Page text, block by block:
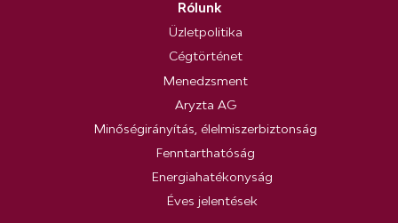
Rólunk
Üzletpolitika
Cégtörténet
Menedzsment
Aryzta AG
Minőségirányítás, élelmiszerbiztonság
Fenntarthatóság
Energiahatékonyság
Éves jelentések